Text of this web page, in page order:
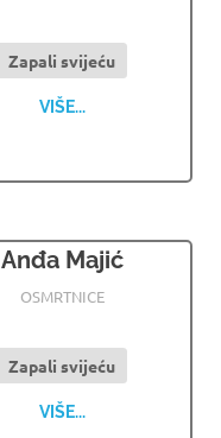
Zapali svijeću
VIŠE...
Anđa Majić
29.05.2024
OSMRTNICE LJUBUSKI
OSMRTNICE
Zapali svijeću
VIŠE...